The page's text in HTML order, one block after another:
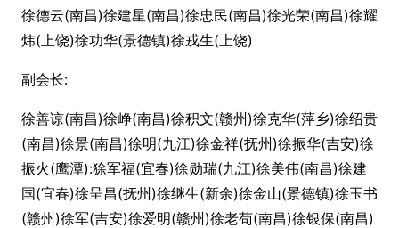
徐德云(南昌)徐建星(南昌)徐忠民(南昌)徐光荣(南昌)徐耀
炜(上饶)徐功华(景德镇)徐戎生(上饶)
副会长:
徐善谅(南昌)徐峥(南昌)徐积文(赣州)徐克华(萍乡)徐绍贵
(南昌)徐景(南昌)徐明(九江)徐金祥(抚州)徐振华(吉安)徐
振火(鹰潭):狳军福(宜春)徐勋瑞(九江)徐美伟(南昌)徐建
国(宜春)徐呈昌(抚州)徐继生(新余)徐金山(景德镇)徐玉书
(赣州)徐军(吉安)徐爱明(赣州)徐老苟(南昌)徐银保(南昌)